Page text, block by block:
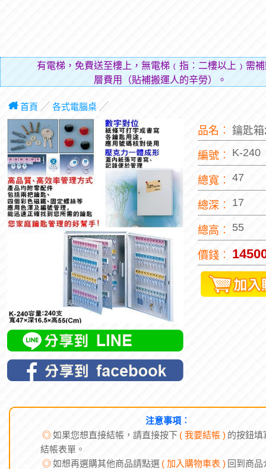
有電梯，免費送至樓上，無電梯﹙指︰二樓以上﹚需
層費用（貼補搬運人的辛勞）。
首頁 ╱ 各式電腦桌╱
品名︰ 鑰匙
編號︰ K-240
總寬︰ 47
總深︰ 17
總高︰ 55
價錢︰
注意事項︰
◎如果您想直接結帳，請直接按下 ( 我要結帳 ) 的按鈕填
結帳表單。
◎如想再選購其他商品請點選 ( 加入購物車表 ) 回到商品